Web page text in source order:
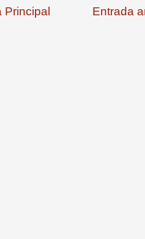
Entrada
Principal